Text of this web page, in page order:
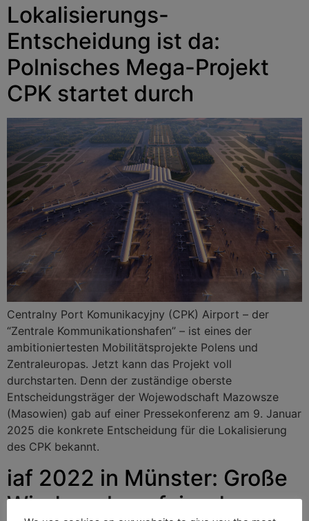
Lokalisierungs-
Entscheidung ist da:
Polnisches Mega-Projekt
CPK startet durch
Centralny Port Komunikacyjny (CPK) Airport – der
“Zentrale Kommunikationshafen” – ist eines der
ambitioniertesten Mobilitätsprojekte Polens und
Zentraleuropas. Jetzt kann das Projekt voll
durchstarten. Denn der zuständige oberste
Entscheidungsträger der Wojewodschaft Mazowsze
(Masowien) gab auf einer Pressekonferenz am 9. Januar
2025 die konkrete Entscheidung für die Lokalisierung
des CPK bekannt.
iaf 2022 in Münster: Große
Wiedersehensfeier der